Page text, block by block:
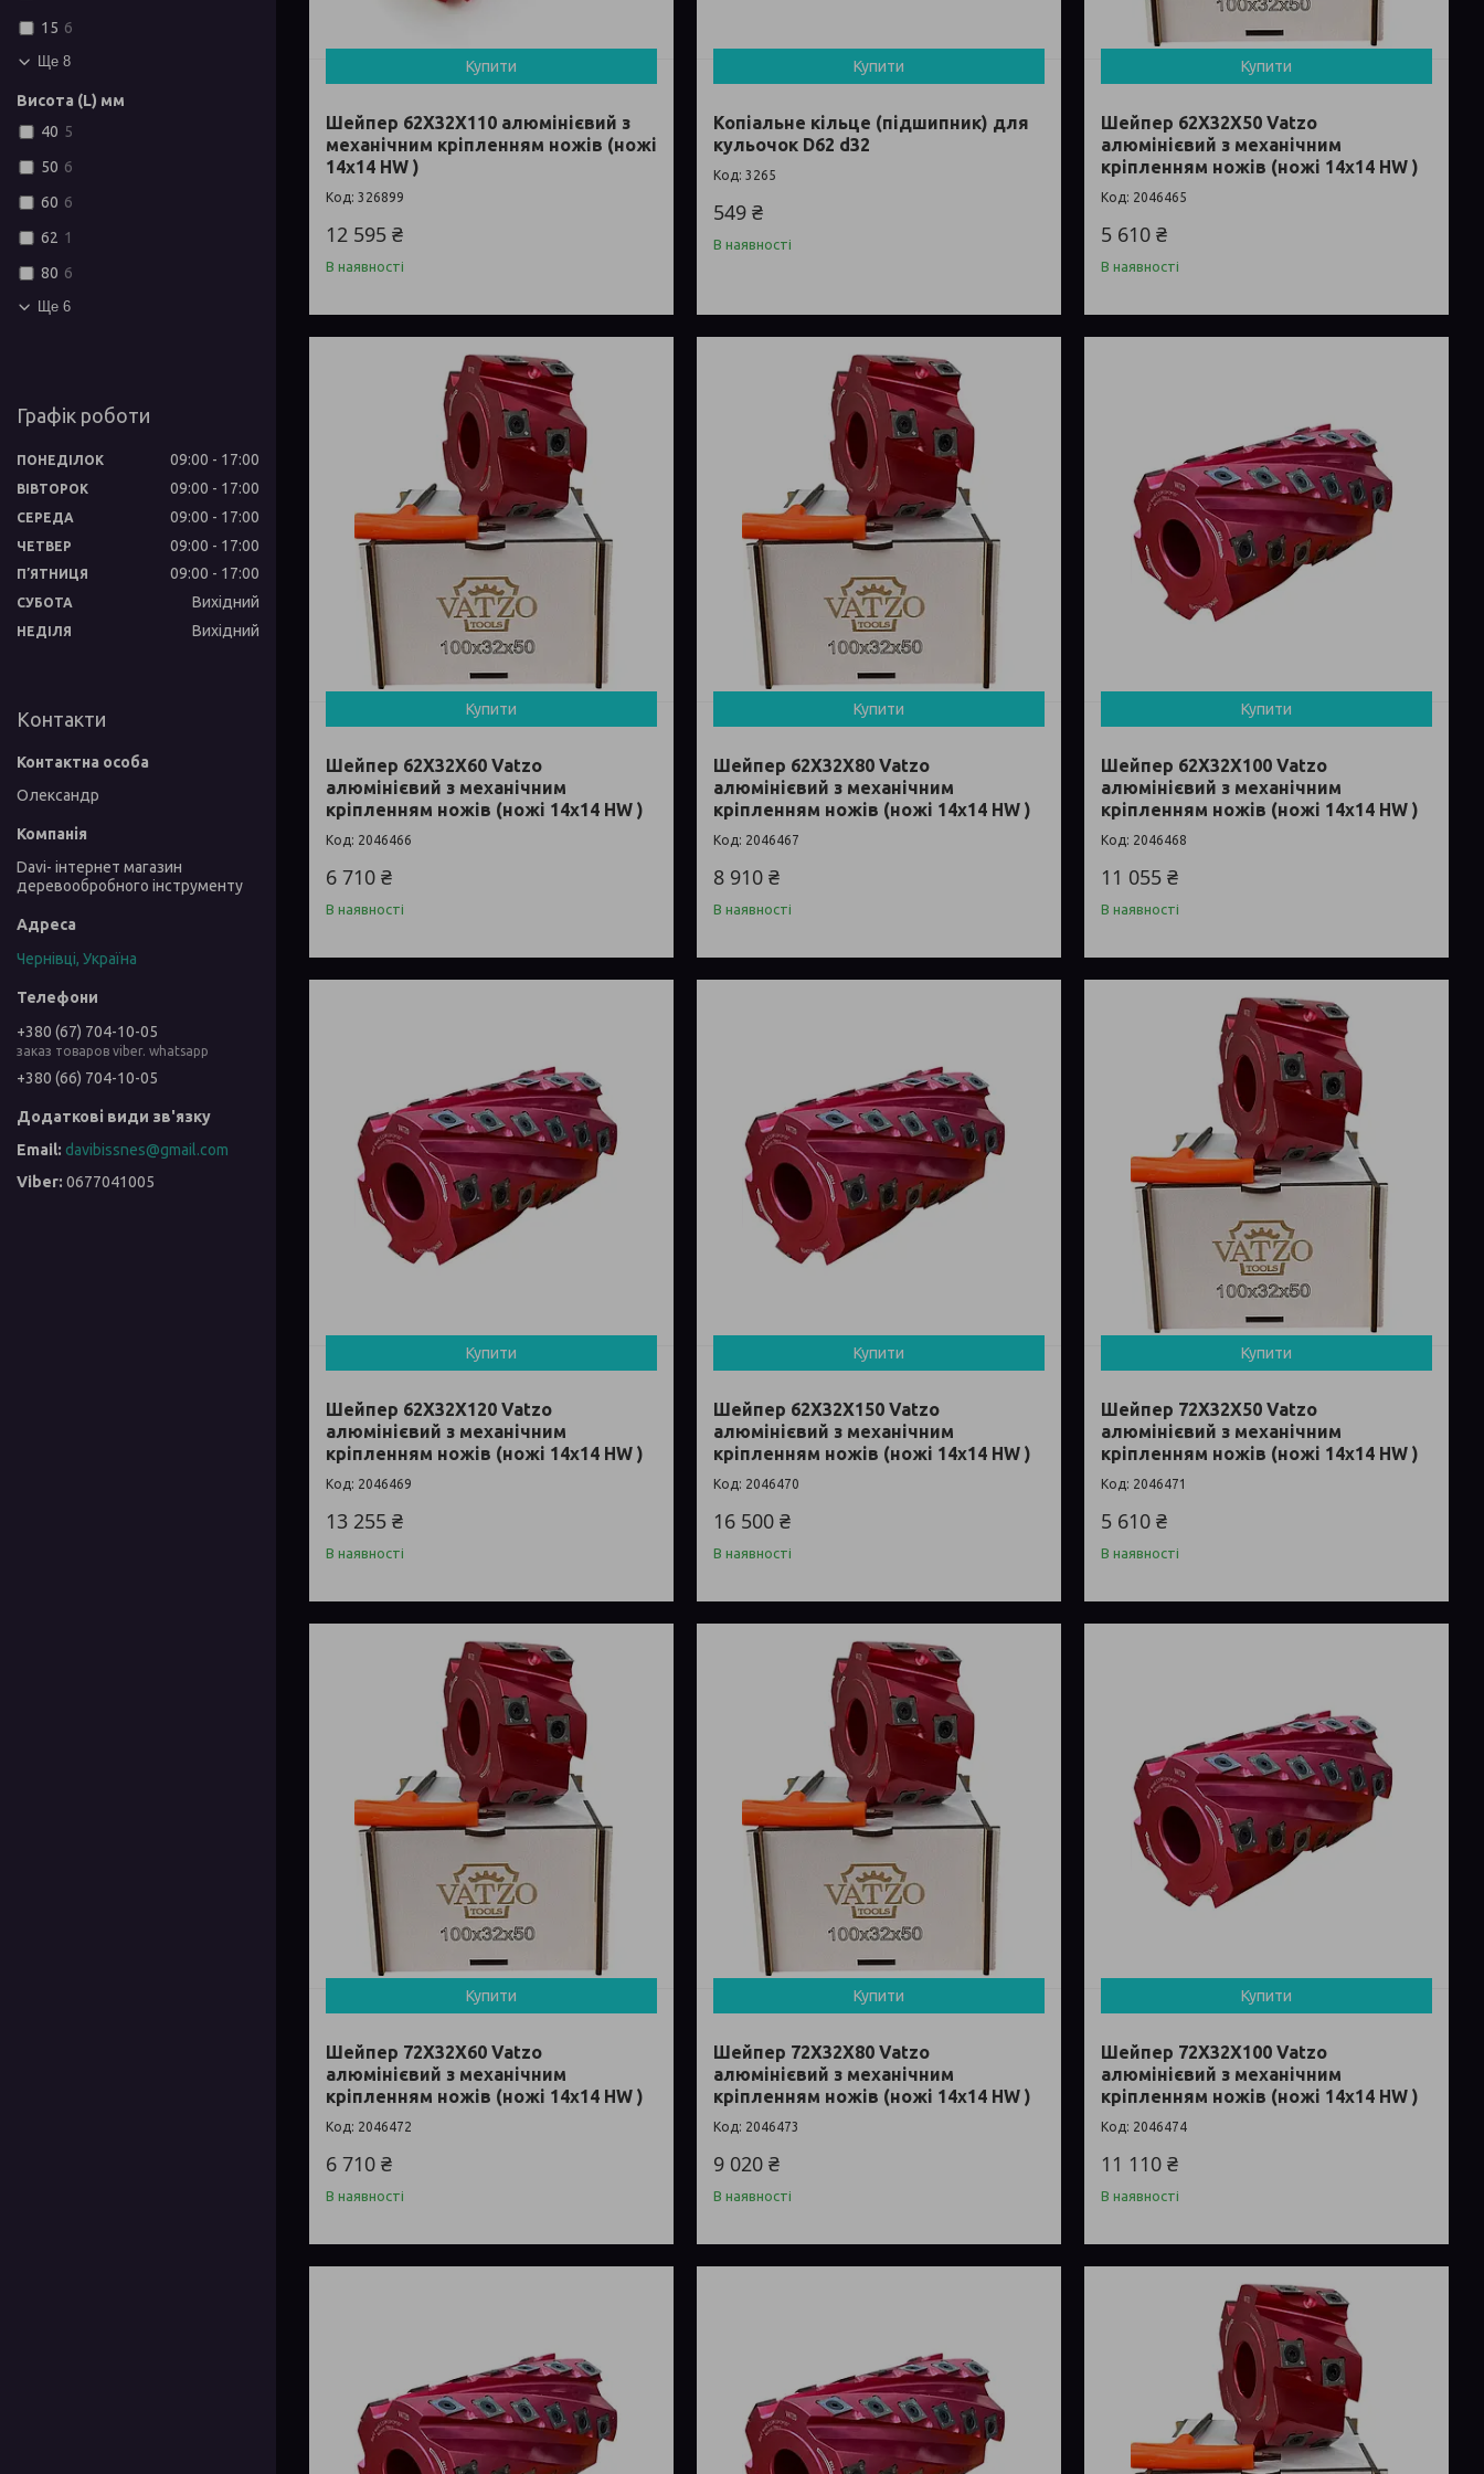
Купити
Шейпер 62Х32Х110 алюмінієвий з
механічним кріпленням ножів (ножі
14x14 HW )
326899
12 595 ₴
В наявності
Купити
Копіальне кільце (підшипник) для
кульочок D62 d32
3265
549 ₴
В наявності
Купити
Шейпер 62Х32Х50 Vatzo
алюмінієвий з механічним
кріпленням ножів (ножі 14x14 HW )
2046465
5 610 ₴
В наявності
Купити
Шейпер 62Х32Х60 Vatzo
алюмінієвий з механічним
кріпленням ножів (ножі 14x14 HW )
2046466
6 710 ₴
В наявності
Купити
Шейпер 62Х32Х80 Vatzo
алюмінієвий з механічним
кріпленням ножів (ножі 14x14 HW )
2046467
8 910 ₴
В наявності
Купити
Шейпер 62Х32Х100 Vatzo
алюмінієвий з механічним
кріпленням ножів (ножі 14x14 HW )
2046468
11 055 ₴
В наявності
Купити
Шейпер 62Х32Х120 Vatzo
алюмінієвий з механічним
кріпленням ножів (ножі 14x14 HW )
2046469
13 255 ₴
В наявності
Купити
Шейпер 62Х32Х150 Vatzo
алюмінієвий з механічним
кріпленням ножів (ножі 14x14 HW )
2046470
16 500 ₴
В наявності
Купити
Шейпер 72Х32Х50 Vatzo
алюмінієвий з механічним
кріпленням ножів (ножі 14x14 HW )
2046471
5 610 ₴
В наявності
Купити
Шейпер 72Х32Х60 Vatzo
алюмінієвий з механічним
кріпленням ножів (ножі 14x14 HW )
2046472
6 710 ₴
В наявності
Купити
Шейпер 72Х32Х80 Vatzo
алюмінієвий з механічним
кріпленням ножів (ножі 14x14 HW )
2046473
9 020 ₴
В наявності
Купити
Шейпер 72Х32Х100 Vatzo
алюмінієвий з механічним
кріпленням ножів (ножі 14x14 HW )
2046474
11 110 ₴
В наявності
15 6
Ще 8
Висота (L) мм
40 5
50 6
60 6
62 1
80 6
Ще 6
Графік роботи
ПОНЕДІЛОК 09:00 17:00
ВІВТОРОК 09:00 17:00
СЕРЕДА 09:00 17:00
ЧЕТВЕР 09:00 17:00
ПʼЯТНИЦЯ 09:00 17:00
СУБОТА Вихідний
НЕДІЛЯ Вихідний
Контакти
Олександр
Davi- інтернет магазин
деревообробного інструменту
Чернівці, Україна
+380 (67) 704-10-05
заказ товаров viber. whatsapp
+380 (66) 704-10-05
davibissnes@gmail.com
0677041005